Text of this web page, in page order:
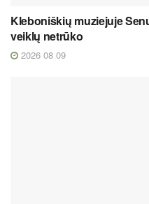
Kleboniškių muziejuje
veiklų netrūko
2026 08 09